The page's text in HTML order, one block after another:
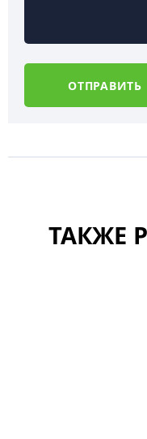
ОТПРАВИТЬ
ТАКЖЕ